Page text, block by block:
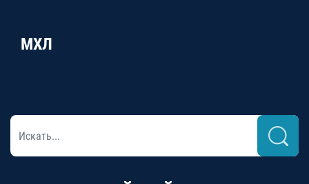
МХЛ